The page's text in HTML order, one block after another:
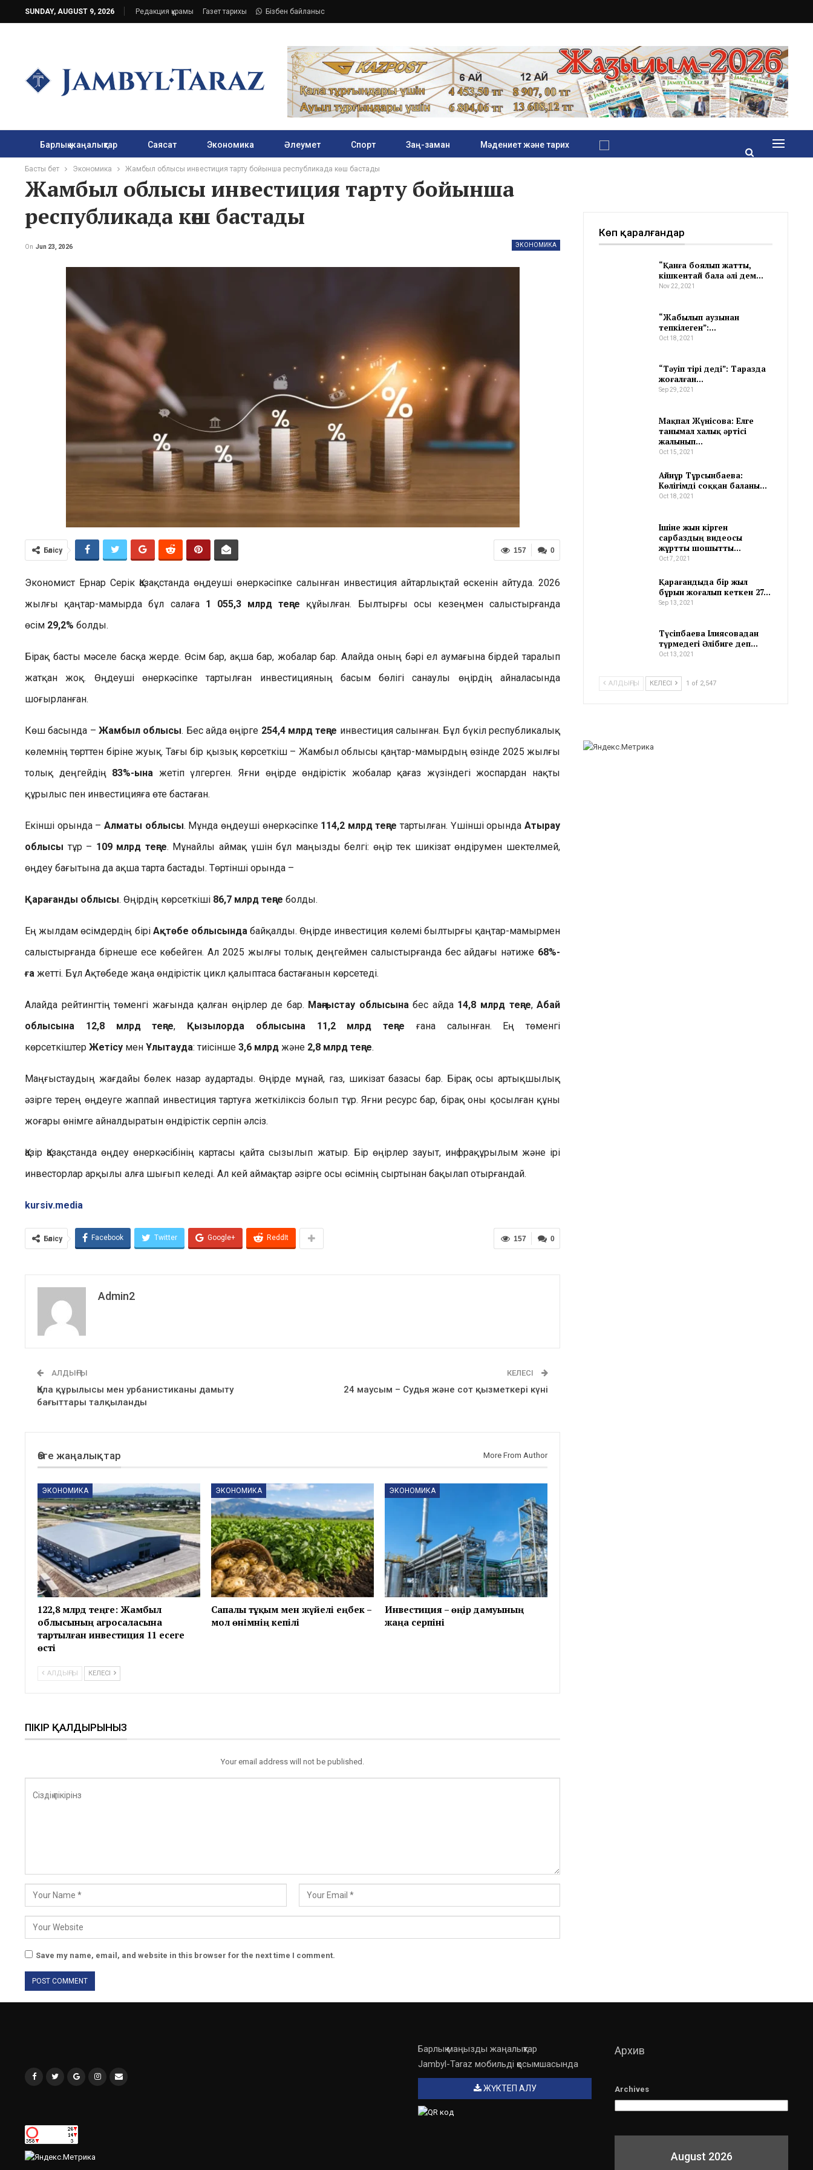
SUNDAY, AUGUST 9, 2026 Редакция құрамы Газет тарихы Бізбен байланыс
Барлық жаңалықтар Саясат Экономика Әлеумет Спорт Заң-заман Мәдениет және тарих
Басты бет Экономика Жамбыл облысы инвестиция тарту бойынша республикада көш бастады
Жамбыл облысы инвестиция тарту бойынша
республикада көш бастады
ЭКОНОМИКА
On Jun 23, 2026
0
157
Бөлісу
Экономист Ернар Серік Қазақстанда өңдеуші өнеркәсіпке салынған инвестиция айтарлықтай өскенін айтуда. 2026
жылғы қаңтар-мамырда бұл салаға 1 055,3 млрд теңге құйылған. Былтырғы осы кезеңмен салыстырғанда
өсім 29,2% болды.
Бірақ басты мәселе басқа жерде. Өсім бар, ақша бар, жобалар бар. Алайда оның бәрі ел аумағына бірдей таралып
жатқан жоқ. Өңдеуші өнеркәсіпке тартылған инвестицияның басым бөлігі санаулы өңірдің айналасында
шоғырланған.
Көш басында – Жамбыл облысы. Бес айда өңірге 254,4 млрд теңге инвестиция салынған. Бұл бүкіл республикалық
көлемнің төрттен біріне жуық. Тағы бір қызық көрсеткіш – Жамбыл облысы қаңтар-мамырдың өзінде 2025 жылғы
толық деңгейдің 83%-ына жетіп үлгерген. Яғни өңірде өндірістік жобалар қағаз жүзіндегі жоспардан нақты
құрылыс пен инвестицияға өте бастаған.
Екінші орында – Алматы облысы. Мұнда өңдеуші өнеркәсіпке 114,2 млрд теңге тартылған. Үшінші орындаАтырау
облысы тұр – 109 млрд теңге. Мұнайлы аймақ үшін бұл маңызды белгі: өңір тек шикізат өндірумен шектелмей,
өңдеу бағытына да ақша тарта бастады. Төртінші орында –
Қарағанды облысы. Өңірдің көрсеткіші 86,7 млрд теңге болды.
Ең жылдам өсімдердің бірі Ақтөбе облысындабайқалды. Өңірде инвестиция көлемі былтырғы қаңтар-мамырмен
салыстырғанда бірнеше есе көбейген. Ал 2025 жылғы толық деңгеймен салыстырғанда бес айдағы нәтиже 68%-
ға жетті. Бұл Ақтөбеде жаңа өндірістік цикл қалыптаса бастағанын көрсетеді.
Алайда рейтингтің төменгі жағында қалған өңірлер де бар. Маңғыстау облысынабес айда 14,8 млрд теңге,Абай
облысына
12,8 млрд теңге, Қызылорда облысына 11,2 млрд теңге ғана салынған. Ең төменгі
көрсеткіштер Жетісу мен Ұлытауда: тиісінше 3,6 млрд және 2,8 млрд теңге.
Маңғыстаудың жағдайы бөлек назар аудартады. Өңірде мұнай, газ, шикізат базасы бар. Бірақ осы артықшылық
әзірге терең өңдеуге жаппай инвестиция тартуға жеткіліксіз болып тұр. Яғни ресурс бар, бірақ оны қосылған құны
жоғары өнімге айналдыратын өндірістік серпін әлсіз.
Қазір Қазақстанда өңдеу өнеркәсібінің картасы қайта сызылып жатыр. Бір өңірлер зауыт, инфрақұрылым және ірі
инвесторлар арқылы алға шығып келеді. Ал кей аймақтар әзірге осы өсімнің сыртынан бақылап отырғандай.
kursiv.media
0
157
Бөлісу Facebook Twitter Google+ ReddIt
Admin2
АЛДЫҢҒЫ
Қала құрылысы мен урбанистиканы дамыту
бағыттары талқыланды
КЕЛЕСІ
24 маусым – Судья және сот қызметкері күні
Өзге жаңалықтар More From Author
ЭКОНОМИКА
122,8 млрд теңге: Жамбыл
облысының агросаласына
тартылған инвестиция 11 есеге
өсті
ЭКОНОМИКА
Сапалы тұқым мен жүйелі еңбек –
мол өнімнің кепілі
ЭКОНОМИКА
Инвестиция – өңір дамуының
жаңа серпіні
АЛДЫҢҒЫ КЕЛЕСІ
ПІКІР ҚАЛДЫРЫНЫЗ
Your email address will not be published.
Save my name, email, and website in this browser for the next time I comment.
Көп қаралғандар
“Қанға боялып жатты,
кішкентай бала әлі дем…
Nov 22, 2021
“Жабылып аузынан
тепкілеген”:…
Oct 18, 2021
“Тәуіп тірі деді”: Таразда
жоғалған…
Sep 29, 2021
Мақпал Жүнісова: Елге
танымал халық әртісі
жалынып…
Oct 15, 2021
Айнұр Тұрсынбаева:
Көлігімді соққан баланы…
Oct 18, 2021
Ішіне жын кірген
сарбаздың видеосы
жұртты шошытты…
Oct 7, 2021
Қарағандыда бір жыл
бұрын жоғалып кеткен 27…
Sep 13, 2021
Түсіпбаева Ілиясовадан
түрмедегі Әлібиге деп…
Oct 13, 2021
АЛДЫҢҒЫ КЕЛЕСІ 1 of 2,547
Барлық маңызды жаңалықтар
Jambyl-Taraz мобильді қосымшасында
ЖҮКТЕП АЛУ
Архив
Archives
August 2026